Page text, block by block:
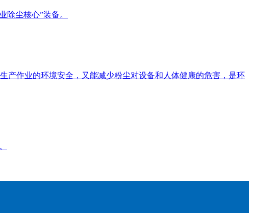
除尘核心”装备。
产作业的环境安全，又能减少粉尘对设备和人体健康的危害，是环